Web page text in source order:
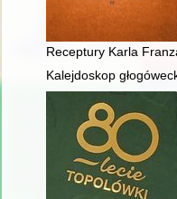
Receptury Karla
Kalejdoskop